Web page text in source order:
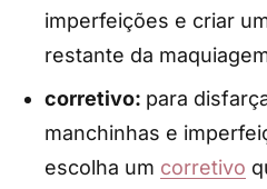
imperfeições e criar
restante da
corretivo: para
manchinhas e
escolha um corretivo